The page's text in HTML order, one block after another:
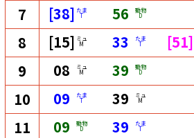
7 [38] たま
T 56 動物
D
8 [15] ミュ
M 33 たま
T [51]
9 08 ミュ
M 39 動物
D
10 09 たま
T 39 ミュ
M
11 09 動物
D 39 たま
T